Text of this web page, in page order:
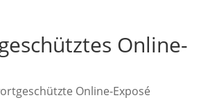
Online-
Online-Exposé